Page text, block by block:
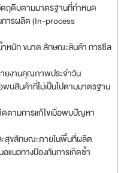
ถุดิบตามมาตรฐานที่กำหนด
ารผลิต (In-process
หนัก ขนาด ลักษณะสินค้า การซีล
ยงานคุณภาพประจำวัน
บสินค้าที่ไม่เป็นไปตามมาตรฐาน
ตามการแก้ไขเมื่อพบปัญหา
สุขลักษณะภายในพื้นที่ผลิต
แนวทางป้องกันการเกิดซ้ำ